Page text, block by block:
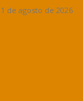
1 de agosto de 2026